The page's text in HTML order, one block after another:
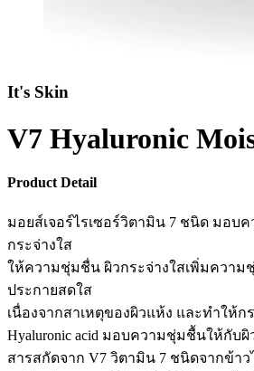
It's Skin
V7 Hyaluronic
Product Detail
มอยส์เจอร์ไรเซอร์วิตามิน 7 ชนิด มอบ
กระจ่างใส
ให้ความชุ่มชื่น ผิวกระจ่างใสเพิ่มความ
ประกายสดใส
เนื่องจากสาเหตุของผิวแห้ง และทำให้ก
Hyaluronic acid มอบความชุ่มชื้นให้กับ
สารสกัดจาก V7 วิตามิน 7 ชนิดจากข้า